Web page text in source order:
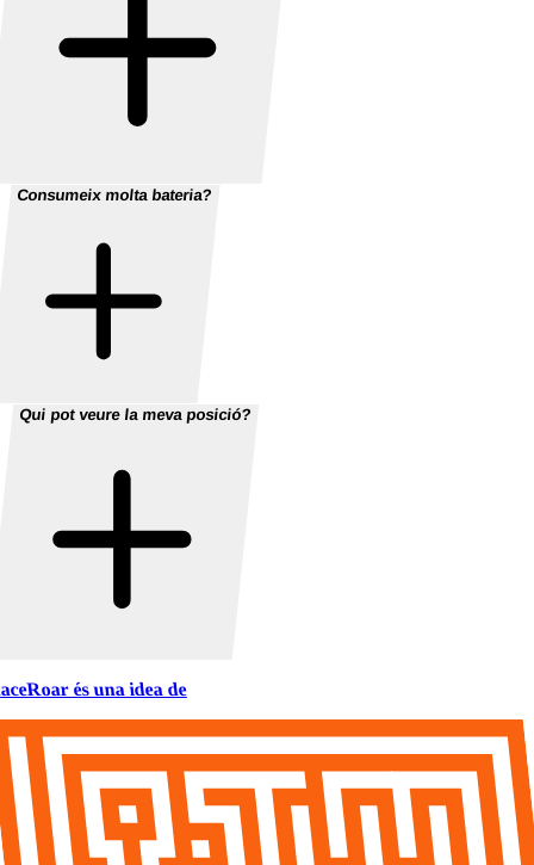
Consumeix molta bateria?
Qui pot veure la meva posició?
és una idea de